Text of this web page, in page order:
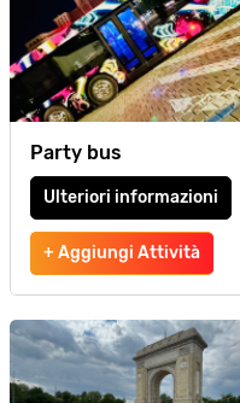
Party bus
Ulteriori informazioni
+ Aggiungi Attività